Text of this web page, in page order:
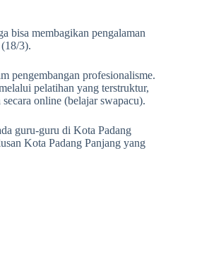
bisa membagikan pengalaman
3).
pengembangan profesionalisme.
pelatihan yang terstruktur,
online (belajar swapacu).
guru-guru di Kota Padang
Kota Padang Panjang yang